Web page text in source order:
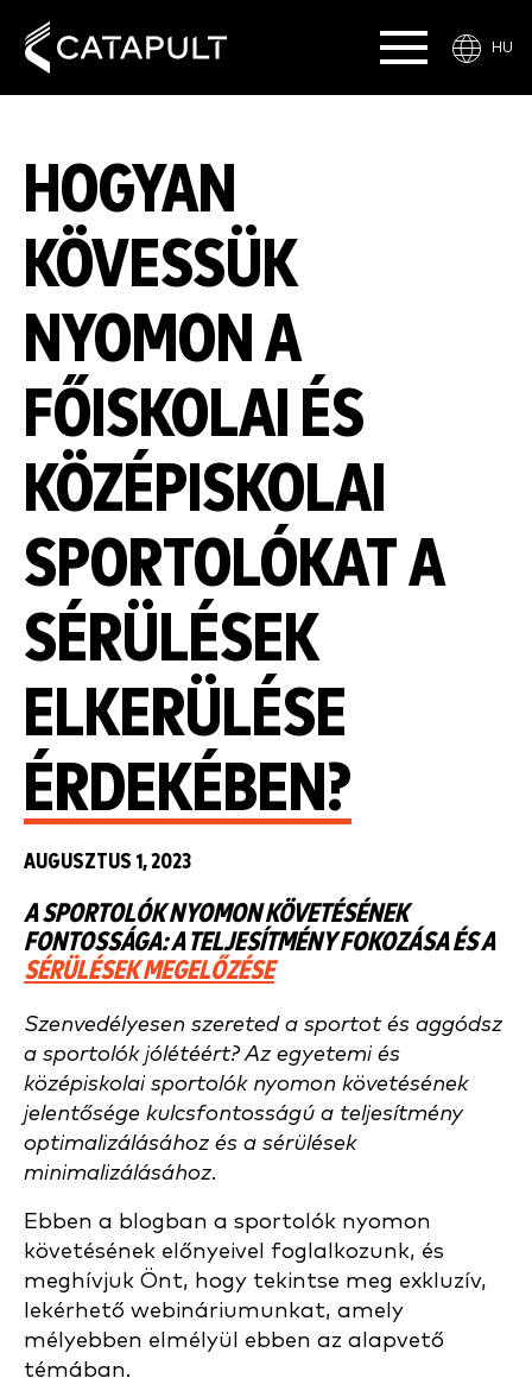
HU
HOGYAN
KÖVESSÜK
NYOMON A
FŐISKOLAI ÉS
KÖZÉPISKOLAI
SPORTOLÓKAT A
SÉRÜLÉSEK
ELKERÜLÉSE
ÉRDEKÉBEN?
AUGUSZTUS 1, 2023
A SPORTOLÓK NYOMON KÖVETÉSÉNEK
FONTOSSÁGA: A TELJESÍTMÉNY FOKOZÁSA ÉS A
SÉRÜLÉSEK MEGELŐZÉSE
Szenvedélyesen szereted a sportot és aggódsz
a sportolók jólétéért? Az egyetemi és
középiskolai sportolók nyomon követésének
jelentősége kulcsfontosságú a teljesítmény
optimalizálásához és a sérülések
minimalizálásához.
Ebben a blogban a sportolók nyomon
követésének előnyeivel foglalkozunk, és
meghívjuk Önt, hogy tekintse meg exkluzív,
lekérhető webináriumunkat, amely
mélyebben elmélyül ebben az alapvető
témában.